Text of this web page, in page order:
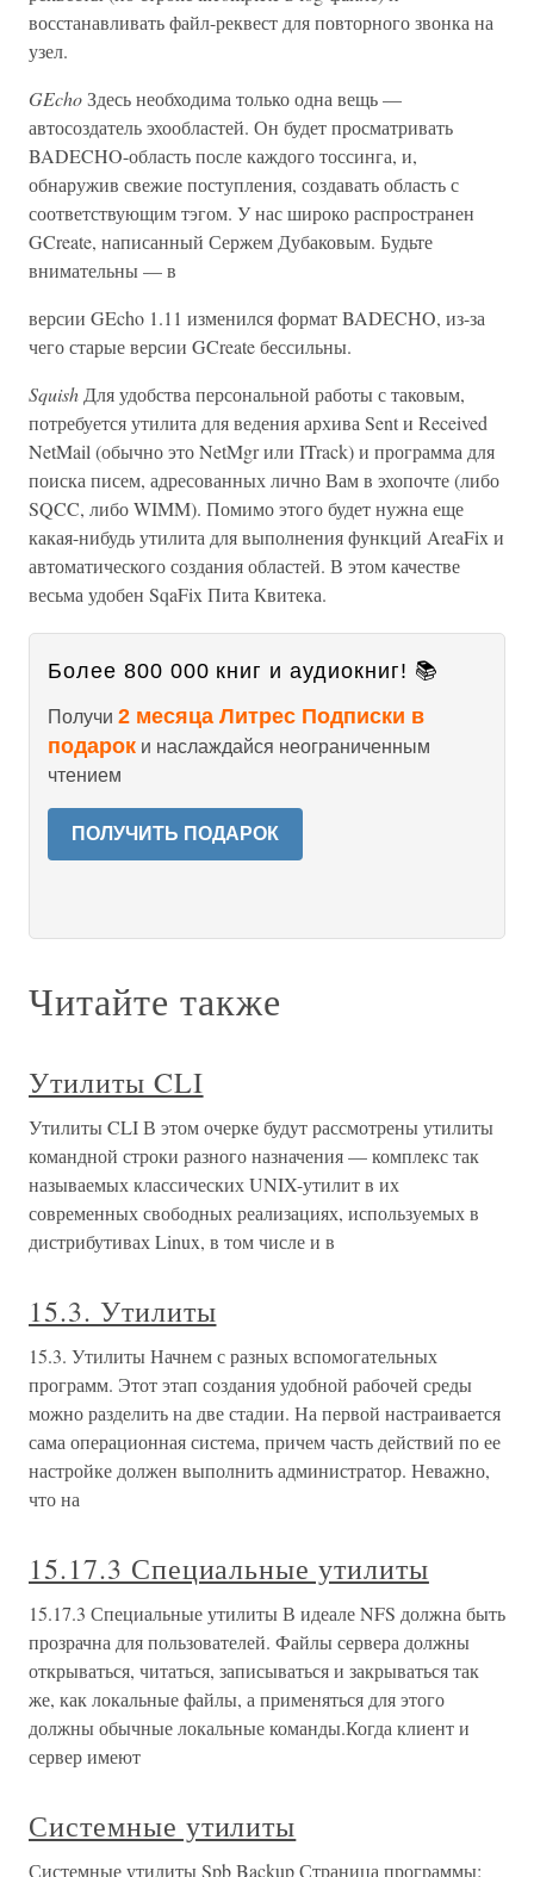
восстанавливать файл-реквест для повторного звонка на
узел.
GEchoЗдесь необходима только одна вещь —
автосоздатель эхообластей. Он будет просматривать
BADECHO-область после каждого тоссинга, и,
обнаружив свежие поступления, создавать область с
соответствующим тэгом. У нас широко распространен
GCreate, написанный Сержем Дубаковым. Будьте
внимательны — в
версии GEcho 1.11 изменился формат BADECHO, из-за
чего старые версии GCreate бессильны.
Squish Для удобства персональной работы с таковым,
потребуется утилита для ведения архива Sent и Received
NetMail (обычно это NetMgr или ITrack) и программа для
поиска писем, адресованных лично Вам в эхопочте (либо
SQCC, либо WIMM). Помимо этого будет нужна еще
какая-нибудь утилита для выполнения функций AreaFix и
автоматического создания областей. В этом качестве
весьма удобен SqaFix Пита Квитека.
Более 800 000 книг и аудиокниг! 📚
Получи 2 месяца Литрес Подписки в
подарок и наслаждайся неограниченным
чтением
ПОЛУЧИТЬ ПОДАРОК
Читайте также
Утилиты CLI
Утилиты CLI В этом очерке будут рассмотрены утилиты
командной строки разного назначения — комплекс так
называемых классических UNIX-утилит в их
современных свободных реализациях, используемых в
дистрибутивах Linux, в том числе и в
15.3. Утилиты
15.3. Утилиты Начнем с разных вспомогательных
программ. Этот этап создания удобной рабочей среды
можно разделить на две стадии. На первой настраивается
сама операционная система, причем часть действий по ее
настройке должен выполнить администратор. Неважно,
что на
15.17.3 Специальные утилиты
15.17.3 Специальные утилиты В идеале NFS должна быть
прозрачна для пользователей. Файлы сервера должны
открываться, читаться, записываться и закрываться так
же, как локальные файлы, а применяться для этого
должны обычные локальные команды.Когда клиент и
сервер имеют
Системные утилиты
Системные утилиты Spb Backup Страница программы: